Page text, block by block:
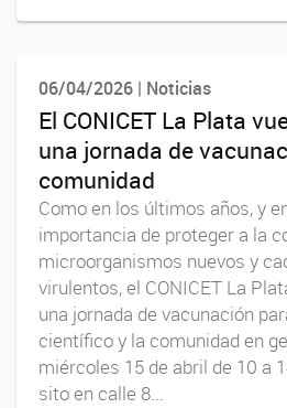
06/04/2026 | Noticias
El CONICET La Plata
una jornada de
comunidad
Como en los últimos años, y
importancia de proteger a la
microorganismos nuevos y
virulentos, el CONICET La
una jornada de vacunación
científico y la comunidad en
miércoles 15 de abril de 10 a
sito en calle 8...